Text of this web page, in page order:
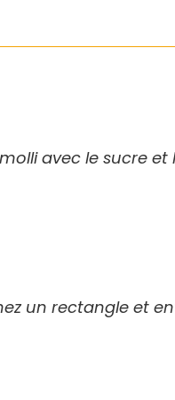
avec le sucre et
un rectangle et